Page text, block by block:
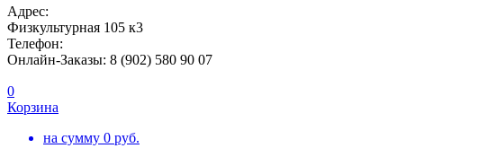
Адрес:
Физкультурная 105 к3
Телефон:
Онлайн-Заказы: 8 (902) 580 90 07
0
Корзина
на сумму 0 руб.